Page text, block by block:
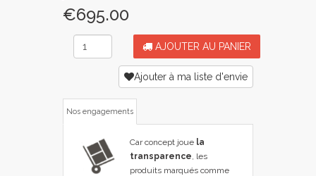
€695.00
AJOUTER AU PANIER
Ajouter à ma liste d'envie
Nos engagements
Car concept joue la
transparence , les
produits marqués comme